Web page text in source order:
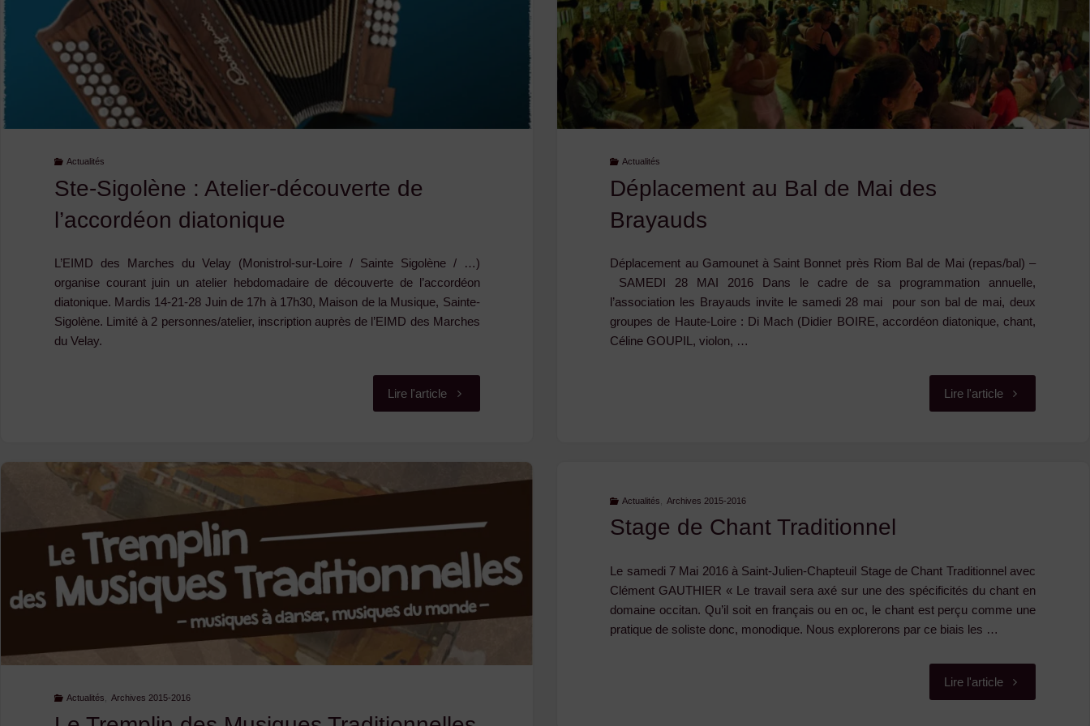
Actualités
Ste-Sigolène : Atelier-découverte de
l’accordéon diatonique
L’EIMD des Marches du Velay (Monistrol-sur-Loire / Sainte Sigolène / …)
organise courant juin un atelier hebdomadaire de découverte de l’accordéon
diatonique. Mardis 14-21-28 Juin de 17h à 17h30, Maison de la Musique, Sainte-
Sigolène. Limité à 2 personnes/atelier, inscription auprès de l’EIMD des Marches
du Velay.
Lire l'article"Ste-
:
de
l’accordéon
diatonique"
Actualités
Déplacement au Bal de Mai des
Brayauds
Déplacement au Gamounet à Saint Bonnet près Riom Bal de Mai (repas/bal) –
SAMEDI 28 MAI 2016 Dans le cadre de sa programmation annuelle,
l’association les Brayauds invite le samedi 28 mai pour son bal de mai, deux
groupes de Haute-Loire : Di Mach (Didier BOIRE, accordéon diatonique, chant,
Céline GOUPIL, violon, …
Lire l'article"Déplacement
des
Brayauds"
Actualités Archives 2015-2016
Actualités Archives 2015-2016
Stage de Chant Traditionnel
Le samedi 7 Mai 2016 à Saint-Julien-Chapteuil Stage de Chant Traditionnel avec
Clément GAUTHIER « Le travail sera axé sur une des spécificités du chant en
domaine occitan. Qu’il soit en français ou en oc, le chant est perçu comme une
pratique de soliste donc, monodique. Nous explorerons par ce biais les …
Lire l'article"Stage